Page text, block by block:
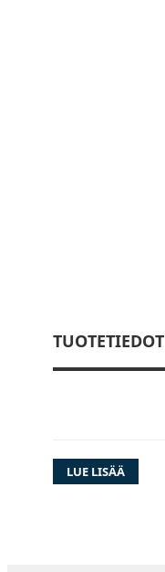
TUOTETIEDOT
LUE LISÄÄ